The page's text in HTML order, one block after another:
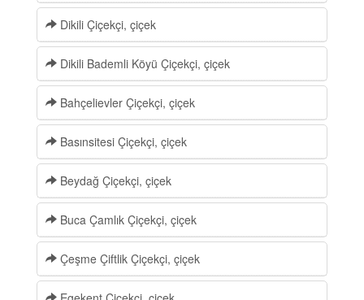
Dikili Çiçekçi, çiçek
Dikili Bademli Köyü Çiçekçi, çiçek
Bahçelievler Çiçekçi, çiçek
Basınsitesi Çiçekçi, çiçek
Beydağ Çiçekçi, çiçek
Buca Çamlık Çiçekçi, çiçek
Çeşme Çiftlik Çiçekçi, çiçek